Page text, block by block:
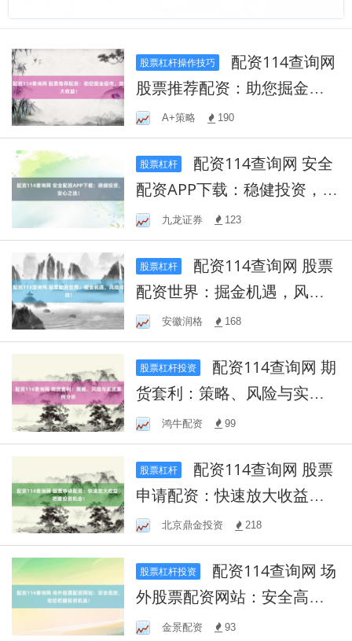
股票杠杆操作技巧
股票推荐配资：助您掘金股
市，放大收益！
A+策略 190
股票杠杆
配资APP下载：稳健投资，安
心之选！
九龙证券 123
股票杠杆
配资世界：掘金机遇，风险
可控！安徽润格 168
股票杠杆投资
货套利：策略、风险与实战
案例分析
鸿牛配资 99
股票杠杆
申请配资：快速放大收益，
把握投资机会！
北京鼎金投资 218
股票杠杆投资
外股票配资网站：安全高
效，助您把握投资机遇！
金景配资 93